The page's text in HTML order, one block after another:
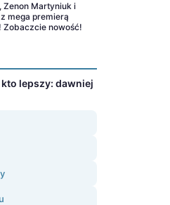
Zenon Martyniuk i
mega premierą
Zobaczcie nowość!
kto lepszy: dawniej